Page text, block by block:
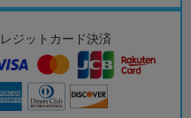
ジットカード決済